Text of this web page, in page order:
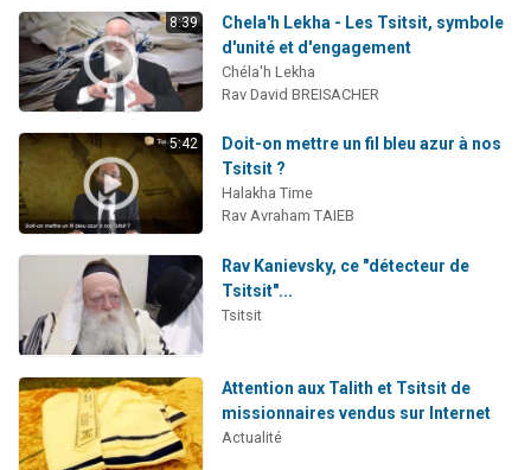
8:39
Chela'h Lekha - Les Tsitsit, symbole
d'unité et d'engagement
Chéla'h Lekha
Rav David BREISACHER
5:42
Doit-on mettre un fil bleu azur à nos
Tsitsit ?
Halakha Time
Rav Avraham TAIEB
Rav Kanievsky, ce "détecteur de
Tsitsit"...
Tsitsit
Attention aux Talith et Tsitsit de
missionnaires vendus sur Internet
Actualité